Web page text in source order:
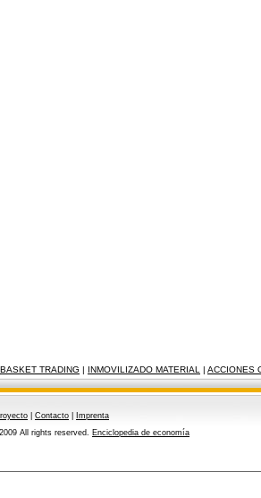
BASKET TRADING | INMOVILIZADO MATERIAL | ACCIONES
Contacto
Imprenta
All rights reserved. Enciclopedia de economía